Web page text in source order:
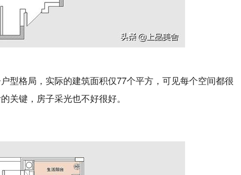
型格局，实际的建筑面积仅77个平方，可见每个空间都很
关键，房子采光也不好很好。